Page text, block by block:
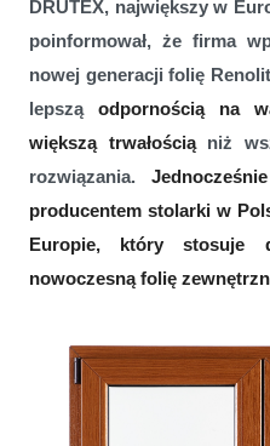
OKNA DRUTEX Z
DRUTEX, największy w
poinformował, że firma
nowej generacji folię
lepszą odpornością
na
większą trwałością niż
rozwiązania.
producentem stolarki w
Europie, który stosuje
nowoczesną folię